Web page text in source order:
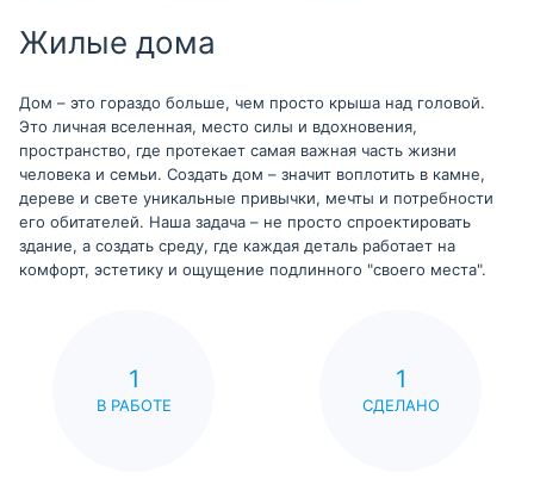
Жилые дома
Дом – это гораздо больше, чем просто крыша над головой.
Это личная вселенная, место силы и вдохновения,
пространство, где протекает самая важная часть жизни
человека и семьи. Создать дом – значит воплотить в камне,
дереве и свете уникальные привычки, мечты и потребности
его обитателей. Наша задача – не просто спроектировать
здание, а создать среду, где каждая деталь работает на
комфорт, эстетику и ощущение подлинного "своего места".
1
В РАБОТЕ
1
СДЕЛАНО